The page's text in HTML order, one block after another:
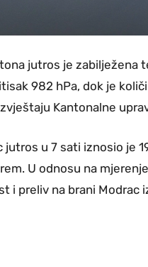
jutros je zabilježena
982 hPa, dok je
Kantonalne
jutros u 7 sati iznosio je
U odnosu na
i preliv na brani Modrac